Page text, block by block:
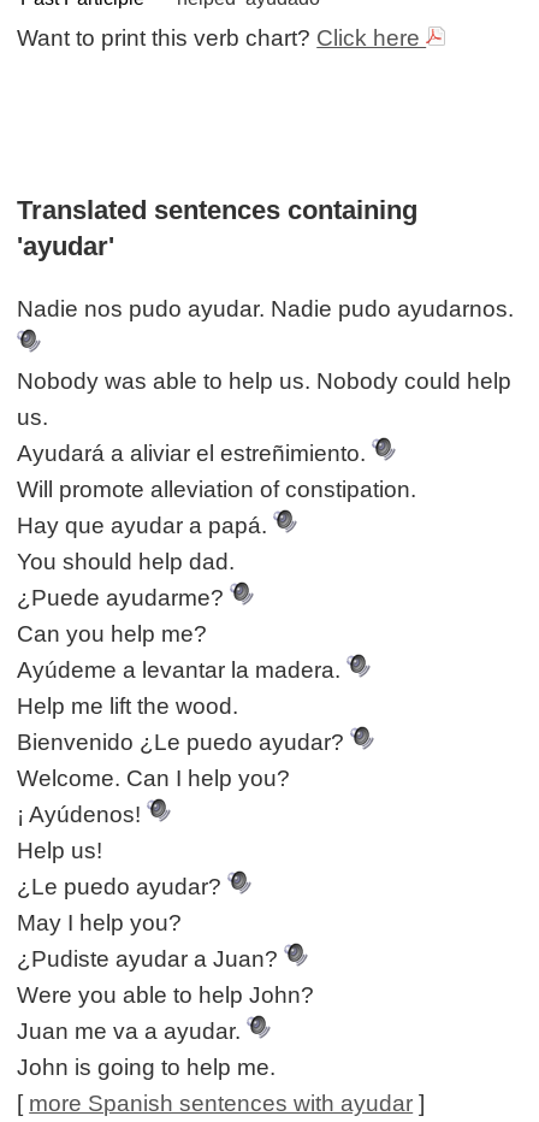
Want to print this verb chart? Click here
Translated sentences containing
'ayudar'
Nadie nos pudo ayudar. Nadie pudo ayudarnos.
Nobody was able to help us. Nobody could help
us.
Ayudará a aliviar el estreñimiento.
Will promote alleviation of constipation.
Hay que ayudar a papá.
You should help dad.
¿Puede ayudarme?
Can you help me?
Ayúdeme a levantar la madera.
Help me lift the wood.
Bienvenido ¿Le puedo ayudar?
Welcome. Can I help you?
¡ Ayúdenos!
Help us!
¿Le puedo ayudar?
May I help you?
¿Pudiste ayudar a Juan?
Were you able to help John?
Juan me va a ayudar.
John is going to help me.
[ more Spanish sentences with ayudar ]